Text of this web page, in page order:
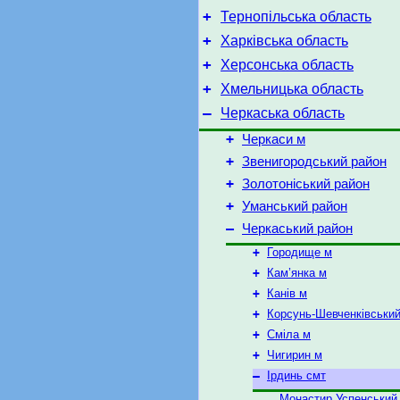
+ Тернопільська область
+ Харківська область
+ Херсонська область
+ Хмельницька область
–
Черкаська область
+
Черкаси м
+ Звенигородський район
+ Золотоніський район
+ Уманський район
– Черкаський район
+
Городище м
+
Кам’янка м
+
Канів м
+
Корсунь-
+ Сміла м
+ Чигирин м
–
Ірдинь смт